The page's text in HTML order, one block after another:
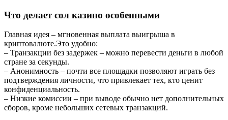
Что делает сол казино особенными
Главная идея – мгновенная выплата выигрыша в
криптовалюте.Это удобно:
– Транзакции без задержек – можно перевести деньги в любой
стране за секунды.
– Анонимность – почти все площадки позволяют играть без
подтверждения личности, что привлекает тех, кто ценит
конфиденциальность.
– Низкие комиссии – при выводе обычно нет дополнительных
сборов, кроме небольших сетевых транзакций.